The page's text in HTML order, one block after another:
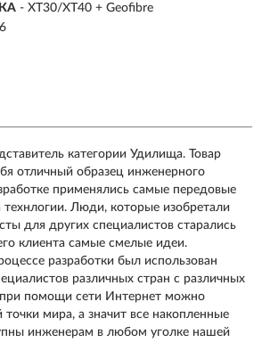
- XT30/XT40 + Geofibre
категории Удилища. Товар
отличный образец инженерного
применялись самые передовые
Люди, которые изобретали
для других специалистов старались
клиента самые смелые идеи.
разработки был использован
различных стран с различных
при помощи сети Интернет можно
мира, а значит все накопленные
инженерам в любом уголке нашей